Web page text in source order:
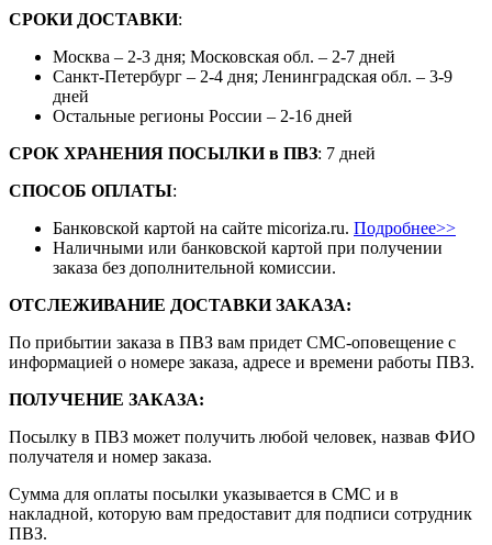
СРОКИ ДОСТАВКИ:
Москва – 2-3 дня; Московская обл. – 2-7 дней
Санкт-Петербург – 2-4 дня; Ленинградская обл. – 3-9
дней
Остальные регионы России – 2-16 дней
СРОК ХРАНЕНИЯ ПОСЫЛКИ в ПВЗ: 7 дней
СПОСОБ ОПЛАТЫ:
Банковской картой на сайте micoriza.ru. Подробнее>>
Наличными или банковской картой при получении
заказа без дополнительной комиссии.
ОТСЛЕЖИВАНИЕ ДОСТАВКИ ЗАКАЗА:
По прибытии заказа в ПВЗ вам придет СМС-оповещение с
информацией о номере заказа, адресе и времени работы ПВЗ.
ПОЛУЧЕНИЕ ЗАКАЗА:
Посылку в ПВЗ может получить любой человек, назвав ФИО
получателя и номер заказа.
Сумма для оплаты посылки указывается в СМС и в
накладной, которую вам предоставит для подписи сотрудник
ПВЗ.